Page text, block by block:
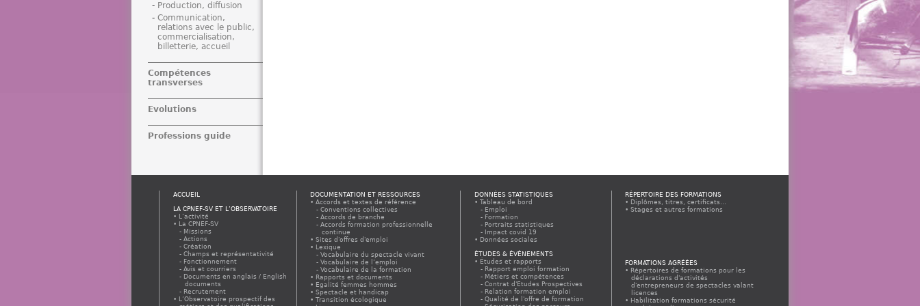
Production, diffusion
Communication,
relations avec le public,
commercialisation,
billetterie, accueil
Compétences
transverses
Evolutions
Professions guide
ACCUEIL
LA CPNEF-SV ET L’OBSERVATOIRE
L’activité
La CPNEF-SV
Missions
Actions
Création
Champs et représentativité
Fonctionnement
Avis et courriers
Documents en anglais / English
documents
Recrutement
L’Observatoire prospectif des
DOCUMENTATION ET RESSOURCES
Accords et textes de référence
Conventions collectives
Accords de branche
Accords formation professionnelle
continue
Sites d'offres d'emploi
Lexique
Vocabulaire du spectacle vivant
Vocabulaire de l’emploi
Vocabulaire de la formation
Rapports et documents
Egalité femmes hommes
Spectacle et handicap
Transition écologique
DONNÉES STATISTIQUES
Tableau de bord
Emploi
Formation
Portraits statistiques
Impact covid 19
Données sociales
ÉTUDES & ÉVÈNEMENTS
Études et rapports
Rapport emploi formation
Métiers et compétences
Contrat d'Etudes Prospectives
Relation formation emploi
Qualité de l'offre de formation
RÉPERTOIRE DES FORMATIONS
Diplômes, titres, certificats...
Stages et autres formations
FORMATIONS AGRÉÉES
Répertoires de formations pour les
déclarations d'activités
d'entrepreneurs de spectacles valant
licences
Habilitation formations sécurité